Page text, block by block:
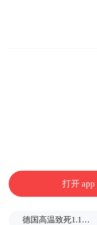
打开
德国高温致死1.19万人，为2016年来最高纪录